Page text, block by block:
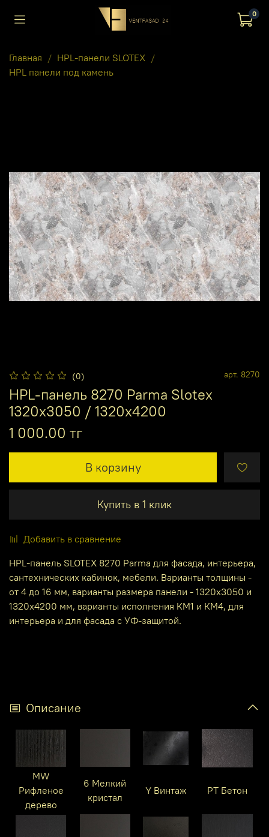
0
Главная
HPL-панели SLOTEX
HPL панели под камень
(0) арт. 8270
HPL-панель 8270 Parma Slotex
1320х3050 / 1320х4200
1 000.00 тг
В корзину
Купить в 1 клик
Добавить в сравнение
HPL-панель SLOTEX 8270 Parma для фасада, интерьера,
сантехнических кабинок, мебели. Варианты толщины -
от 4 до 16 мм, варианты размера панели - 1320х3050 и
1320х4200 мм, варианты исполнения КМ1 и КМ4, для
интерьера и для фасада с УФ-защитой.
Описание
MW
Рифленое
дерево
6 Мелкий
кристал
Y Винтаж PT Бетон